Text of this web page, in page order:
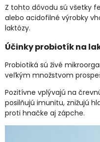
Z tohto dôvodu sú všetky
alebo acidofilné výrobky
laktózy.
Účinky probiotík na
Probiotiká sú živé
veľkým množstvom
Pozitívne vplývajú na
posilňujú imunitu, znižujú
proti hnačke aj zápche.